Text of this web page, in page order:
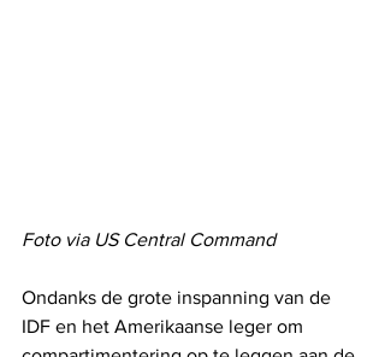
Foto via US Central Command
Ondanks de grote inspanning van de
IDF en het Amerikaanse leger om